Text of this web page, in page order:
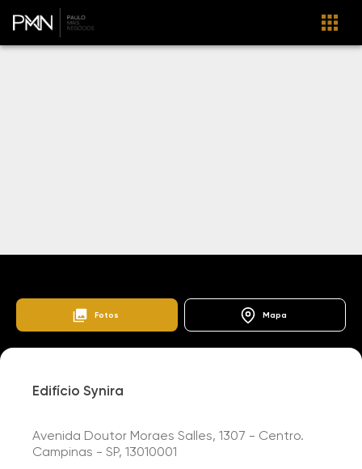
Fotos Mapa
Edifício Synira
Avenida Doutor Moraes Salles, 1307 - Centro.
Campinas - SP, 13010001